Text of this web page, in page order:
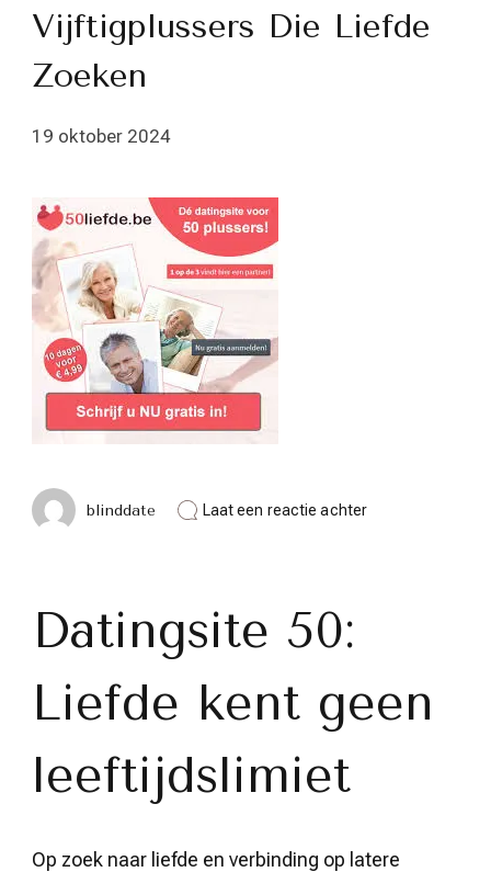
Vijftigplussers Die Liefde
Zoeken
19 oktober 2024
blinddate Laat een reactie achterop
Zoeken
Datingsite 50:
Liefde kent geen
leeftijdslimiet
Op zoek naar liefde en verbinding op latere